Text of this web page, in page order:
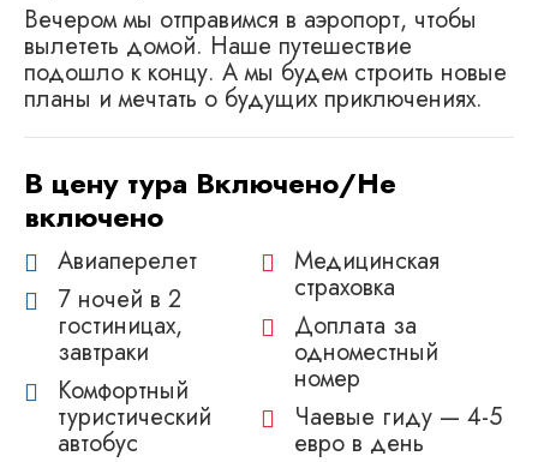
Вечером мы отправимся в аэропорт, чтобы
вылететь домой. Наше путешествие
подошло к концу. А мы будем строить новые
планы и мечтать о будущих приключениях.
В цену тура Включено/Не
включено
Авиаперелет
7 ночей в 2
гостиницах,
завтраки
Комфортный
туристический
автобус
Медицинская
страховка
Доплата за
одноместный
номер
Чаевые гиду — 4-5
евро в день